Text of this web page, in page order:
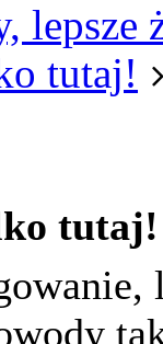
lepsze
tutaj!
tutaj!